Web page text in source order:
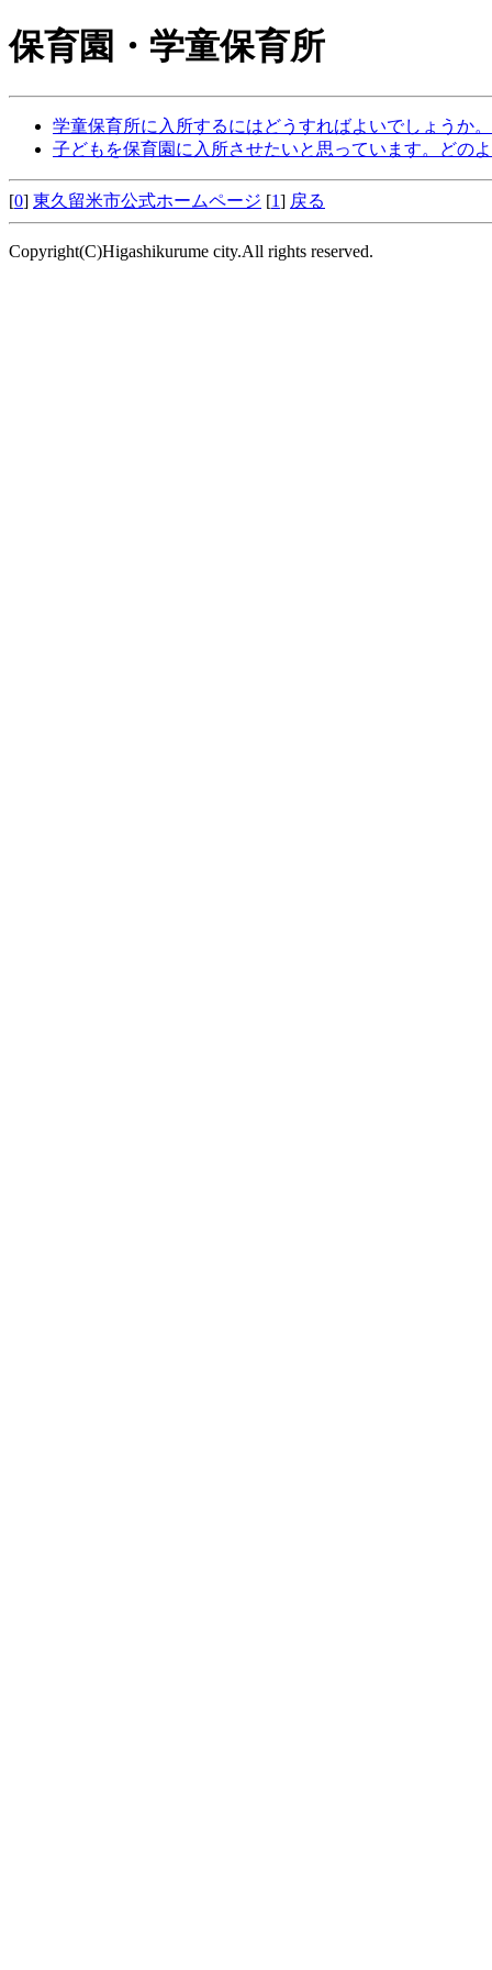
保育園・学童保育所
学童保育所に入所するにはどうすればよいでしょうか。
子どもを保育園に入所させたいと思っています。どの
[0] 東久留米市公式ホームページ [1] 戻る
Copyright(C)Higashikurume city.All rights reserved.